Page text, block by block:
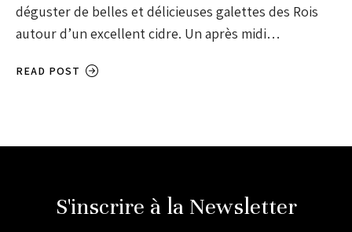
déguster de belles et délicieuses galettes des Rois
autour d’un excellent cidre. Un après midi…
READ POST
S'inscrire à la Newsletter